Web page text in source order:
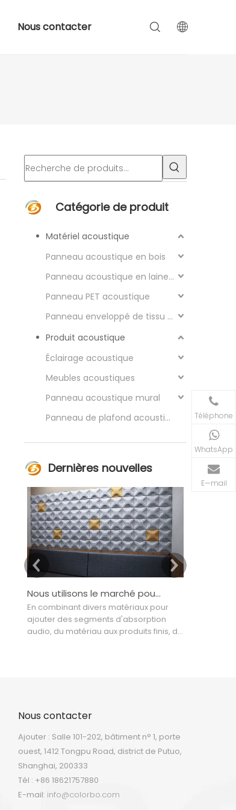
Nous contacter
Catégorie de produit
Matériel acoustique
Panneau acoustique en bois
Panneau acoustique en laine de bois
Panneau PET acoustique
Panneau enveloppé de tissu acoustique
Produit acoustique
Éclairage acoustique
Meubles acoustiques
Panneau acoustique mural
Panneau de plafond acoustique
Dernières nouvelles
Nous utilisons le marché pour piloter la conception, la conception pour améliorer la technologie
En combinant divers matériaux pour
ajouter des segments d'absorption
audio, du matériau aux produits finis, de
modèle final dans l'acoustique
Téléphone
WhatsApp
E—mail
Nous contacter
Ajouter : Salle 101-202, bâtiment n° 1, porte
ouest, 1412 Tongpu Road, district de Putuo,
Shanghai, 200333
Tél : +86 18621757880
E-mail: info@colorbo.com